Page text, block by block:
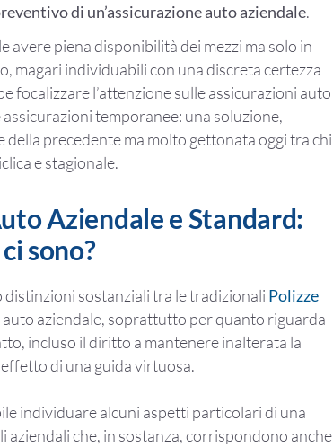
di un’assicurazione auto aziendale.
avere piena disponibilità dei mezzi ma solo in
magari individuabili con una discreta certezza
focalizzare l’attenzione sulle assicurazioni auto
temporanee: una soluzione,
della precedente ma molto gettonata oggi tra chi
e stagionale.
Aziendale e Standard:
sono?
distinzioni sostanziali tra le tradizionali Polizze
auto aziendale, soprattutto per quanto riguarda
incluso il diritto a mantenere inalterata la
di una guida virtuosa.
individuare alcuni aspetti particolari di una
aziendali che, in sostanza, corrispondono anche